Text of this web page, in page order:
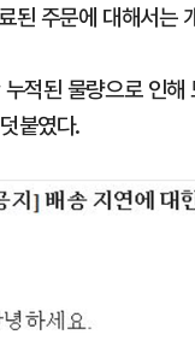
된 주문에 대해서는
적된 물량으로 인
붙였다.